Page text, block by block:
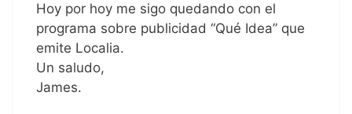
Hoy por hoy me sigo quedando con el
programa sobre publicidad “Qué Idea” que
emite Localia.
Un saludo,
James.